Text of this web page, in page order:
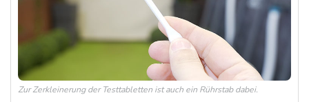
Zur Zerkleinerung der Testtabletten ist auch ein Rührstab dabei.